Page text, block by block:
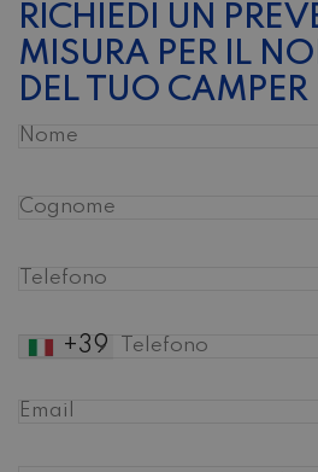
RICHIEDI UN
MISURA PER IL
DEL TUO CAMPER
+39